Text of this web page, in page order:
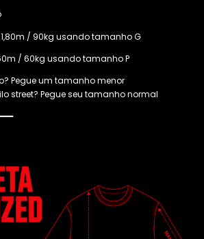
/ 90kg usando tamanho G
/ 60kg usando tamanho P
Pegue um tamanho menor
street? Pegue seu tamanho normal